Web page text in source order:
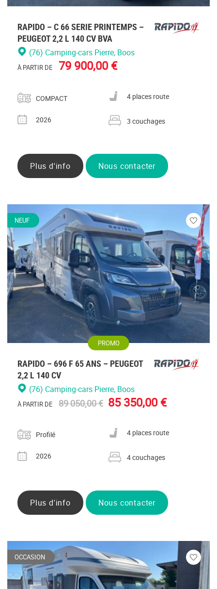
RAPIDO – C 66 SERIE PRINTEMPS –
PEUGEOT 2,2 L 140 CV BVA
(76) Camping-cars Pierre, Boos
À PARTIR DE 79 900,00 €
Catégorie
COMPACT
Nombre de places carte grise
4 places route
Année
2026
Nombre de couchages
3 couchages
Plus d'info Nous contacter
NEUF
Veuillez
vous
PROMO
RAPIDO – 696 F 65 ANS – PEUGEOT
2,2 L 140 CV
(76) Camping-cars Pierre, Boos
À PARTIR DE 89 050,00 € 85 350,00 €
Catégorie
Profilé
Nombre de places carte grise
4 places route
Année
2026
Nombre de couchages
4 couchages
Plus d'info Nous contacter
OCCASION
Veuillez
vous